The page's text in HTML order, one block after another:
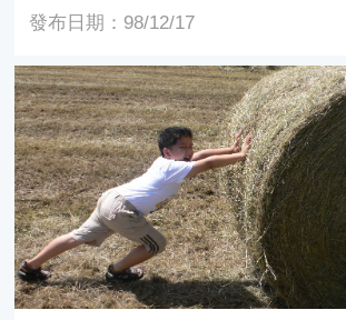
發布日期：98/12/17
牧野遊憩趣味活動-滾草包